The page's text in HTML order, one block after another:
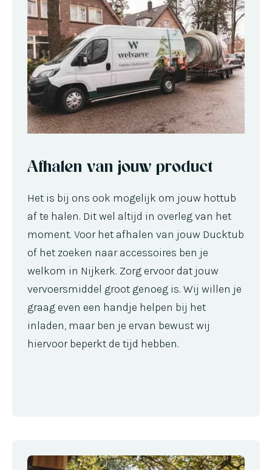
Afhalen van jouw product
Het is bij ons ook mogelijk om jouw hottub
af te halen. Dit wel altijd in overleg van het
moment. Voor het afhalen van jouw Ducktub
of het zoeken naar accessoires ben je
welkom in Nijkerk. Zorg ervoor dat jouw
vervoersmiddel groot genoeg is. Wij willen je
graag even een handje helpen bij het
inladen, maar ben je ervan bewust wij
hiervoor beperkt de tijd hebben.